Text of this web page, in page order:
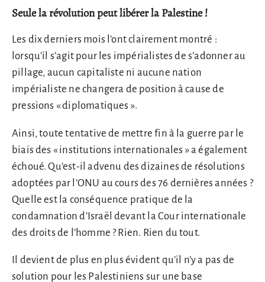
Seule la révolution peut libérer la Palestine !
Les dix derniers mois l’ont clairement montré :
lorsqu’il s’agit pour les impérialistes de s’adonner au
pillage, aucun capitaliste ni aucune nation
impérialiste ne changera de position à cause de
pressions « diplomatiques ».
Ainsi, toute tentative de mettre fin à la guerre par le
biais des « institutions internationales » a également
échoué. Qu’est-il advenu des dizaines de résolutions
adoptées par l’ONU au cours des 76 dernières années ?
Quelle est la conséquence pratique de la
condamnation d’Israël devant la Cour internationale
des droits de l’homme ? Rien. Rien du tout.
Il devient de plus en plus évident qu’il n’y a pas de
solution pour les Palestiniens sur une base